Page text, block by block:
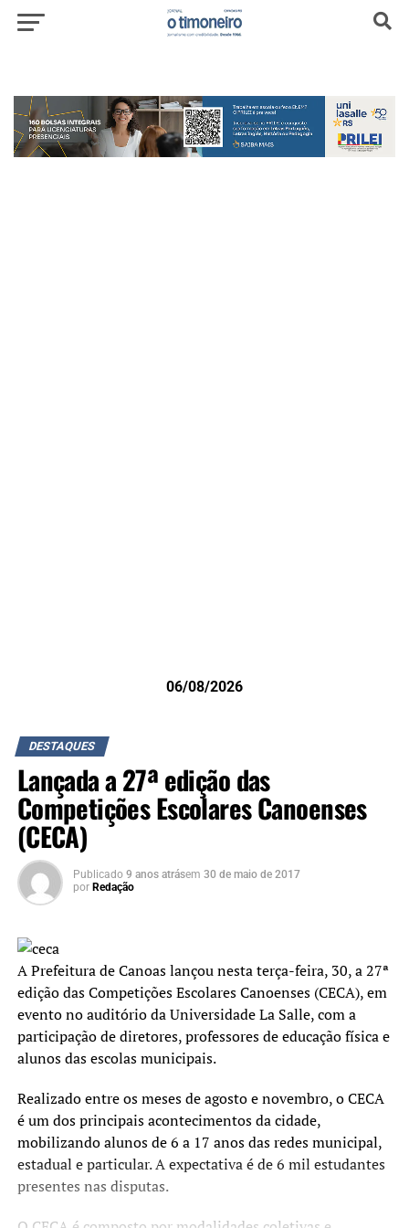
06/08/2026
DESTAQUES
Lançada a 27ª edição das
Competições Escolares Canoenses
(CECA)
Publicado 9 anos atrásem 30 de maio de 2017
por Redação
A Prefeitura de Canoas lançou nesta terça-feira, 30, a 27ª
edição das Competições Escolares Canoenses (CECA), em
evento no auditório da Universidade La Salle, com a
participação de diretores, professores de educação física e
alunos das escolas municipais.
Realizado entre os meses de agosto e novembro, o CECA
é um dos principais acontecimentos da cidade,
mobilizando alunos de 6 a 17 anos das redes municipal,
estadual e particular. A expectativa é de 6 mil estudantes
presentes nas disputas.